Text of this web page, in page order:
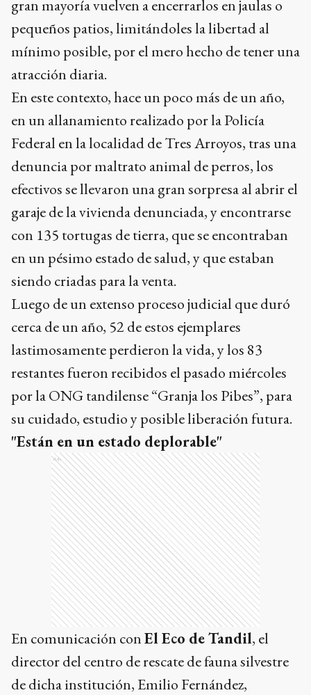
gran mayoría vuelven a encerrarlos en jaulas o
pequeños patios, limitándoles la libertad al
mínimo posible, por el mero hecho de tener una
atracción diaria.
En este contexto, hace un poco más de un año,
en un allanamiento realizado por la Policía
Federal en la localidad de Tres Arroyos, tras una
denuncia por maltrato animal de perros, los
efectivos se llevaron una gran sorpresa al abrir el
garaje de la vivienda denunciada, y encontrarse
con 135 tortugas de tierra, que se encontraban
en un pésimo estado de salud, y que estaban
siendo criadas para la venta.
Luego de un extenso proceso judicial que duró
cerca de un año, 52 de estos ejemplares
lastimosamente perdieron la vida, y los 83
restantes fueron recibidos el pasado miércoles
por la ONG tandilense “Granja los Pibes”, para
su cuidado, estudio y posible liberación futura.
"Están en un estado deplorable"
Ads
En comunicación conEl Eco de Tandil, el
director del centro de rescate de fauna silvestre
de dicha institución, Emilio Fernández,